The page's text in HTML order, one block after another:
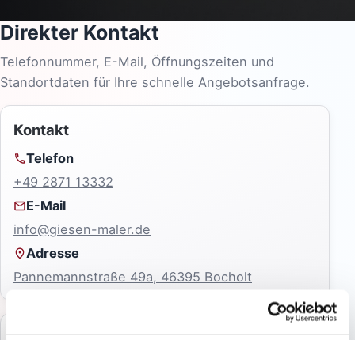
Direkter Kontakt
Telefonnummer, E-Mail, Öffnungszeiten und
Standortdaten für Ihre schnelle Angebotsanfrage.
Kontakt
Telefon
+49 2871 13332
E-Mail
info@giesen-maler.de
Adresse
Pannemannstraße 49a, 46395 Bocholt